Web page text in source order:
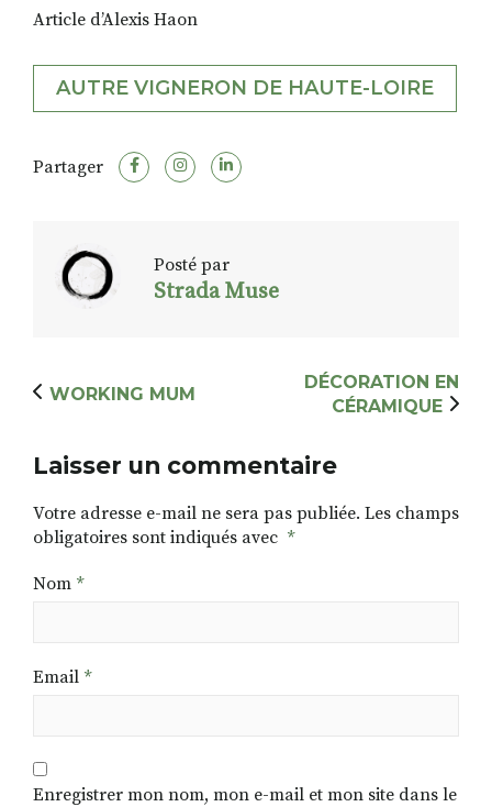
Article d’Alexis Haon
AUTRE VIGNERON DE HAUTE-LOIRE
Partager
Posté par
Strada Muse
WORKING MUM
DÉCORATION EN
CÉRAMIQUE
Laisser un commentaire
Votre adresse e-mail ne sera pas publiée. Les champs
obligatoires sont indiqués avec *
Nom *
Email *
Enregistrer mon nom, mon e-mail et mon site dans le